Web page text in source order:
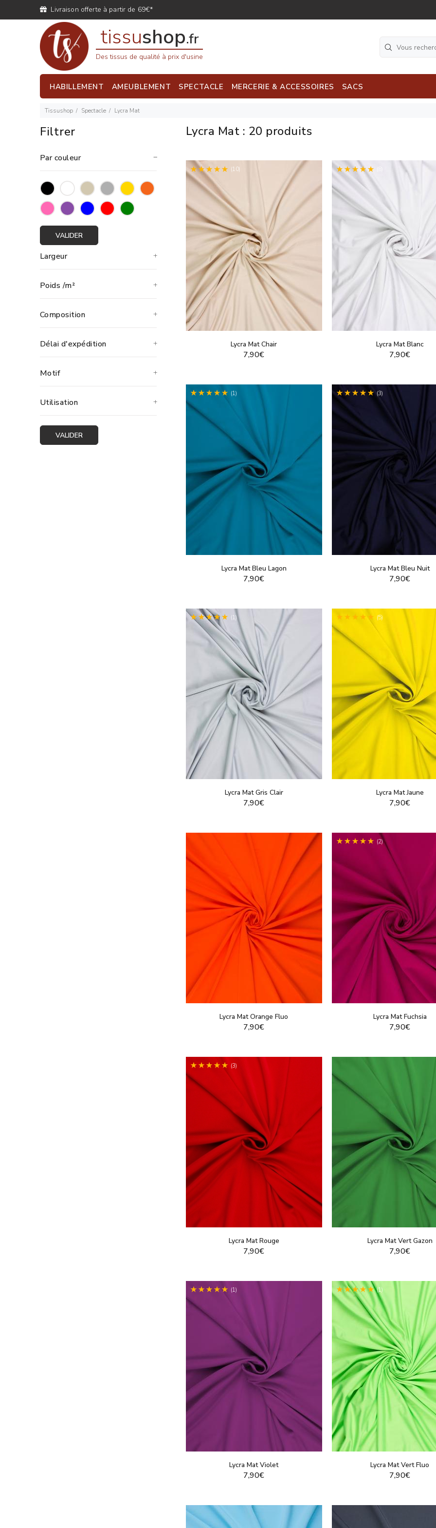
Livraison offerte à partir de 69€*
tissushop.fr
Des tissus de qualité à prix d'usine
HABILLEMENT AMEUBLEMENT SPECTACLE MERCERIE & ACCESSOIRES SACS
Tissushop Spectacle Lycra Mat
Filtrer
Par couleur
VALIDER
Largeur
Poids /m²
Composition
Délai d'expédition
Motif
Utilisation
VALIDER
Lycra Mat : 20 produits
(10)
Lycra Mat Chair
7,90€
VOIR LE PRODUIT
Lycra Mat Blanc
7,90€
VOIR LE PRODUIT
(1)
Lycra Mat Bleu Lagon
7,90€
VOIR LE PRODUIT
(3)
Lycra Mat Bleu Nuit
7,90€
VOIR LE PRODUIT
(1)
Lycra Mat Gris Clair
7,90€
VOIR LE PRODUIT
(5)
Lycra Mat Jaune
7,90€
VOIR LE PRODUIT
Lycra Mat Orange Fluo
7,90€
VOIR LE PRODUIT
(2)
Lycra Mat Fuchsia
7,90€
(3)
Lycra Mat Rouge
7,90€
VOIR LE PRODUIT
Lycra Mat Vert Gazon
7,90€
VOIR LE PRODUIT
(1)
Lycra Mat Violet
7,90€
VOIR LE PRODUIT
(1)
Lycra Mat Vert Fluo
7,90€
VOIR LE PRODUIT